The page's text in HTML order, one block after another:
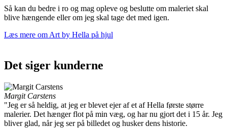
Så kan du bedre i ro og mag opleve og beslutte om maleriet skal
blive hængende eller om jeg skal tage det med igen.
Læs mere om Art by Hella på hjul
Det siger kunderne
Margit Carstens
"Jeg er så heldig, at jeg er blevet ejer af et af Hella første større
malerier. Det hænger flot på min væg, og har nu gjort det i 15 år. Jeg
bliver glad, når jeg ser på billedet og husker dens historie.